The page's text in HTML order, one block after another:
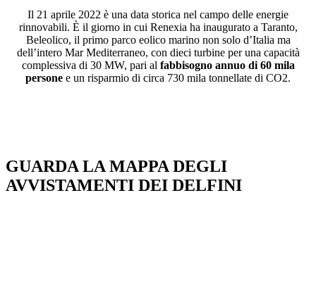
Il 21 aprile 2022 è una data storica nel campo delle energie
rinnovabili. È il giorno in cui Renexia ha inaugurato a Taranto,
Beleolico, il primo parco eolico marino non solo d’Italia ma
dell’intero Mar Mediterraneo, con dieci turbine per una capacità
complessiva di 30 MW, pari al fabbisogno annuo di 60 mila
persone e un risparmio di circa 730 mila tonnellate di CO2.
GUARDA LA MAPPA DEGLI
AVVISTAMENTI DEI DELFINI